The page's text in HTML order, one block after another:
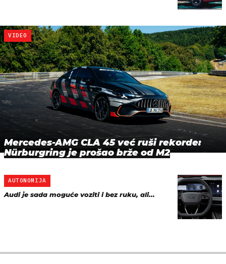
VIDEO
Mercedes-AMG CLA 45 već ruši rekorde:
Nürburgring je prošao brže od M2
AUTONOMIJA
Audi je sada moguće voziti i bez ruku, ali...